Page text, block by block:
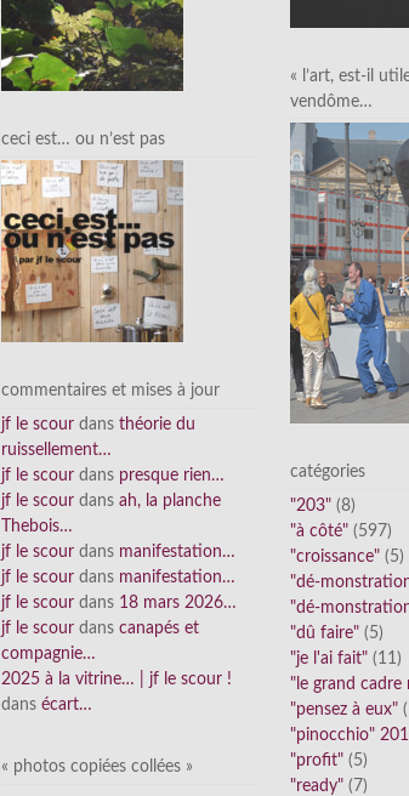
ceci est… ou n’est pas
commentaires et mises à jour
jf le scour dans théorie du
ruissellement…
jf le scour dans presque rien…
jf le scour dans ah, la planche
Thebois…
jf le scour dans manifestation…
jf le scour dans manifestation…
jf le scour dans 18 mars 2026…
jf le scour dans canapés et
compagnie…
2025 à la vitrine… | jf le scour !
dans écart…
« photos copiées collées »
« l’art, est-il
vendôme…
catégories
"203" (8)
"à côté" (597)
"croissance" (5)
"dé-
"dé-
"dû faire" (5)
"je l'ai fait" (11)
"le grand cadre
"pensez à eux"
"pinocchio"
"profit" (5)
"ready" (7)